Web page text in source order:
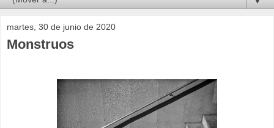
martes, 30 de junio de 2020
Monstruos